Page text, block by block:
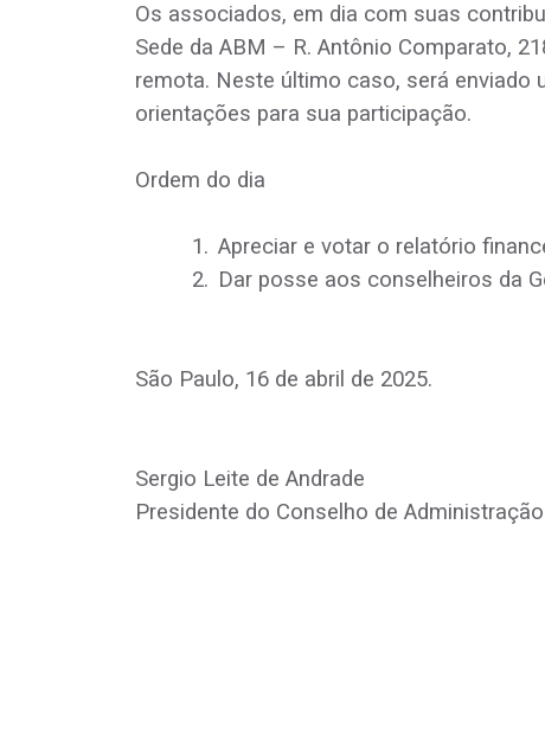
Os associados, em dia com suas
Sede da ABM – R. Antônio Comparato,
remota. Neste último caso, será
orientações para sua participação.
Ordem do dia
1. Apreciar e votar o relatório
2. Dar posse aos conselheiros da
São Paulo, 16 de abril de 2025.
Sergio Leite de Andrade
Presidente do Conselho de Administração